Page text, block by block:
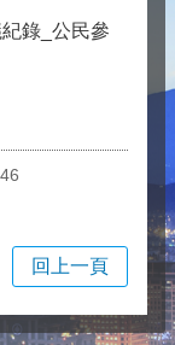
錄_公民參
回上一頁